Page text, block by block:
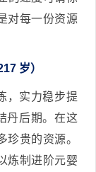
对每一份资源
岁）
，实力稳步提
丹后期。在这
贵的资源。
炼制进阶元婴